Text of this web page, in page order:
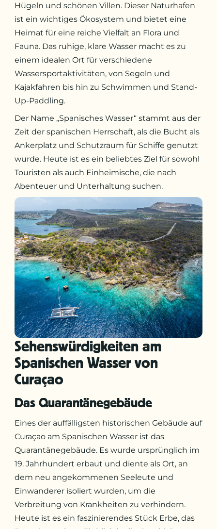
Hügeln und schönen Villen. Dieser Naturhafen
ist ein wichtiges Ökosystem und bietet eine
Heimat für eine reiche Vielfalt an Flora und
Fauna. Das ruhige, klare Wasser macht es zu
einem idealen Ort für verschiedene
Wassersportaktivitäten, von Segeln und
Kajakfahren bis hin zu Schwimmen und Stand-
Up-Paddling.
Der Name „Spanisches Wasser“ stammt aus der
Zeit der spanischen Herrschaft, als die Bucht als
Ankerplatz und Schutzraum für Schiffe genutzt
wurde. Heute ist es ein beliebtes Ziel für sowohl
Touristen als auch Einheimische, die nach
Abenteuer und Unterhaltung suchen.
Sehenswürdigkeiten am
Spanischen Wasser von
Curaçao
Das Quarantänegebäude
Eines der auffälligsten historischen Gebäude auf
Curaçao am Spanischen Wasser ist das
Quarantänegebäude. Es wurde ursprünglich im
19. Jahrhundert erbaut und diente als Ort, an
dem neu angekommenen Seeleute und
Einwanderer isoliert wurden, um die
Verbreitung von Krankheiten zu verhindern.
Heute ist es ein faszinierendes Stück Erbe, das